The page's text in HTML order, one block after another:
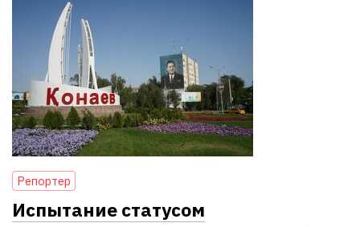
Репортер
Испытание статусом